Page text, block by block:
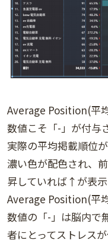
Average Position(平
数値こそ「-」が付与
実際の平均掲載順位
濃い色が配色され、
昇していれば↑が表示
Average Position(平
数値の「-」は脳内で
者にとってストレス